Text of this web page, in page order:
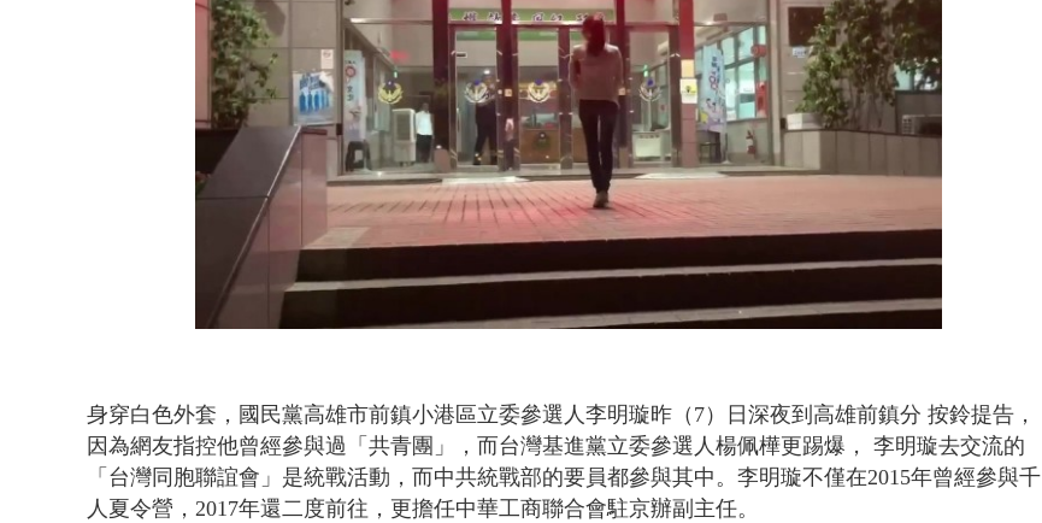
身穿白色外套，國民黨高雄市前鎮小港區立委參選人李明璇昨（7）日深夜到高雄前鎮分 按鈴提告，
因為網友指控他曾經參與過「共青團」，而台灣基進黨立委參選人楊佩樺更踢爆， 李明璇去交流的
「台灣同胞聯誼會」是統戰活動，而中共統戰部的要員都參與其中。李明璇不僅在2015年曾經參與千
人夏令營，2017年還二度前往，更擔任中華工商聯合會駐京辦副主任。